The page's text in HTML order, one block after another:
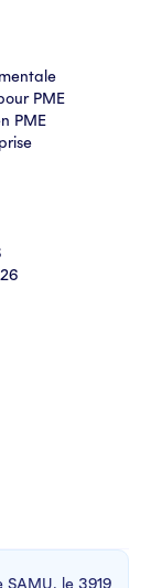
PME
PME
le 3919